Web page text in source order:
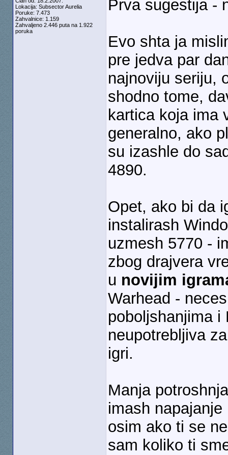
Lokacija: Subsector Aurelia
Poruke: 7.473
Zahvalnice: 1.159
Zahvaljeno 2.446 puta na 1.922
poruka
Prva sugestija -
Evo shta ja
pre jedva par
najnoviju seriju,
shodno tome,
kartica koja ima
generalno, ako
su izashle do
4890.
Opet, ako bi da
instalirash
uzmesh 5770 -
zbog drajvera
u novijim
Warhead -
poboljshanjima i
neupotrebljiva
igri.
Manja
imash
osim ako ti se
sam koliko ti